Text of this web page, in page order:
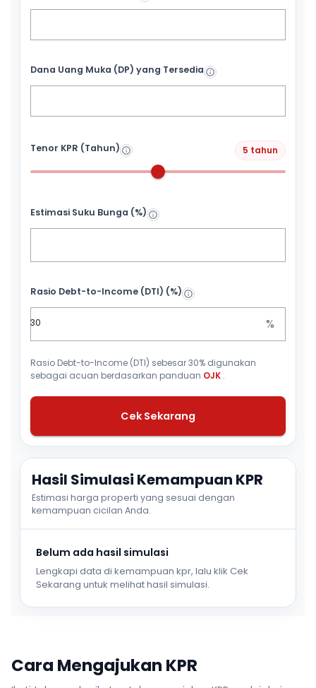
Dana Uang Muka (DP) yang Tersedia
Tenor KPR (Tahun) 5 tahun
Estimasi Suku Bunga (%)
Rasio Debt-to-Income (DTI) (%)
%
Rasio Debt-to-Income (DTI) sebesar 30% digunakan
sebagai acuan berdasarkan panduan OJK .
Cek Sekarang
Hasil Simulasi Kemampuan KPR
Estimasi harga properti yang sesuai dengan
kemampuan cicilan Anda.
Belum ada hasil simulasi
Lengkapi data di kemampuan kpr, lalu klik Cek
Sekarang untuk melihat hasil simulasi.
Cara Mengajukan KPR